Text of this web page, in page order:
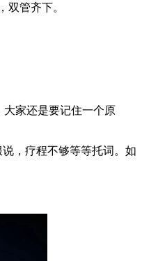
管齐下。
大家还是要记住一个原
，疗程不够等等托词。如